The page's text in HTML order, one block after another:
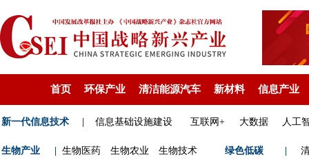
首页 环保产业 清洁能源汽车 新材料 信息产业
新一代信息技术 信息基础设施建设 互联网+ 大数据 人工
生物产业 生物医药 生物农业 生物技术 绿色低碳